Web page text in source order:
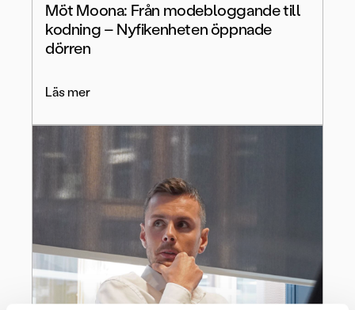
Möt Moona: Från modebloggande till
kodning – Nyfikenheten öppnade
dörren
Läs mer